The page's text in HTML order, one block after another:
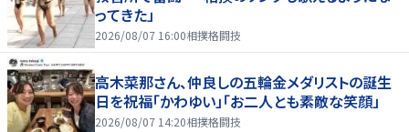
ってきた」
2026/08/07 16:00相撲格闘技
高木菜那さん、仲良しの五輪金メダリストの誕生
日を祝福「かわゆい」「お二人とも素敵な笑顔」
2026/08/07 14:20相撲格闘技